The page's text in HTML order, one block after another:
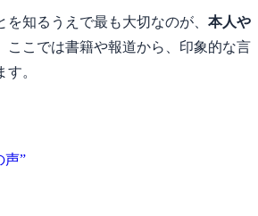
知るうえで最も大切なのが、 本人や
ここでは書籍や報道から、印象的な言
。
声”